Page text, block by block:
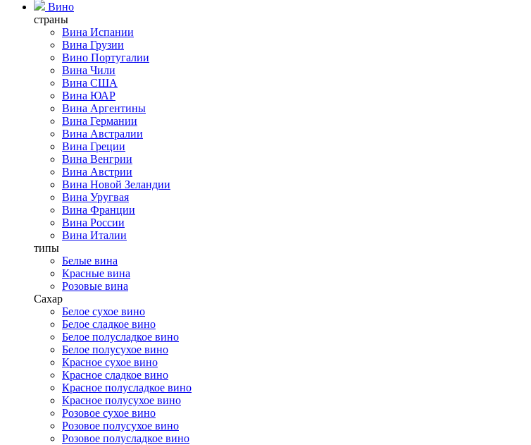
Вино
страны
Вина Испании
Вина Грузии
Вино Португалии
Вина Чили
Вина США
Вина ЮАР
Вина Аргентины
Вина Германии
Вина Австралии
Вина Греции
Вина Венгрии
Вина Австрии
Вина Новой Зеландии
Вина Уругвая
Вина Франции
Вина России
Вина Италии
типы
Белые вина
Красные вина
Розовые вина
Сахар
Белое сухое вино
Белое сладкое вино
Белое полусладкое вино
Белое полусухое вино
Красное сухое вино
Красное сладкое вино
Красное полусладкое вино
Красное полусухое вино
Розовое сухое вино
Розовое полусухое вино
Розовое полусладкое вино